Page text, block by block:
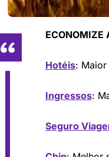
ECONOMIZE
Hotéis:
Ingressos:
Seguro